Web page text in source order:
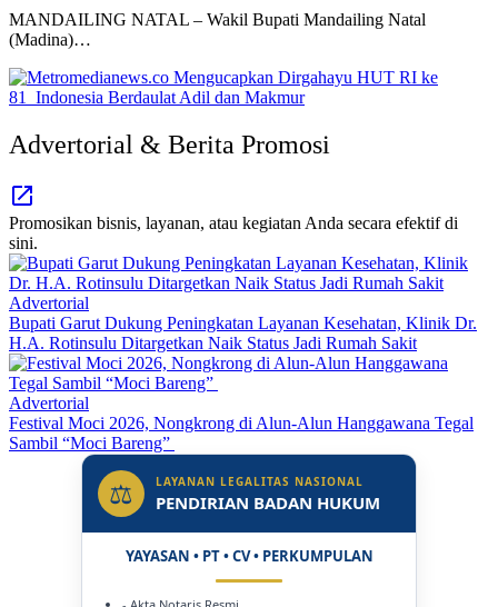
MANDAILING NATAL – Wakil Bupati Mandailing Natal
(Madina)…
Advertorial & Berita Promosi
Promosikan bisnis, layanan, atau kegiatan Anda secara efektif di
sini.
Advertorial
Bupati Garut Dukung Peningkatan Layanan Kesehatan, Klinik Dr.
H.A. Rotinsulu Ditargetkan Naik Status Jadi Rumah Sakit
Advertorial
Festival Moci 2026, Nongkrong di Alun-Alun Hanggawana Tegal
Sambil “Moci Bareng”
⚖ LAYANAN LEGALITAS NASIONAL
PENDIRIAN BADAN HUKUM
YAYASAN • PT • CV • PERKUMPULAN